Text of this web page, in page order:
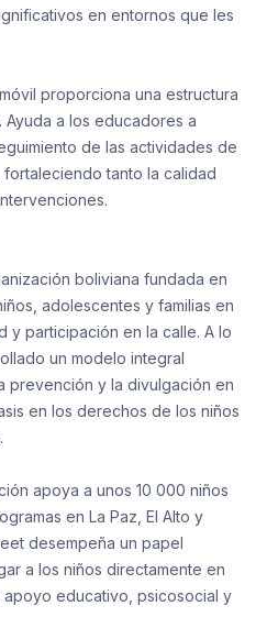
en entornos que les
proporciona una estructura
a los educadores a
de las actividades de
fortaleciendo tanto la calidad
boliviana fundada en
adolescentes y familias en
y participación en la calle. A lo
un modelo integral
prevención y la divulgación en
en los derechos de los niños
apoya a unos 10 000 niños
en La Paz, El Alto y
desempeña un papel
a los niños directamente en
educativo, psicosocial y